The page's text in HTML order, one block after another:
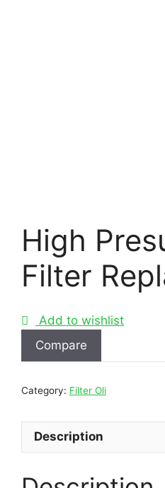
High
Filter
Add to wishlist
Compare
Category: Filter Oli
Description